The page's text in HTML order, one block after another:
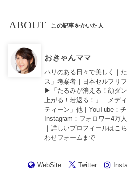
ABOUT この記事をかいた人
おきゃんママ
ハリのある日々で美しく｜
ス」考案者｜日本セルフリ
▶︎「 たるみが消える！顔ダ
上がる！若返る！ 」｜メデ
ティーン」他｜YouTube ：
Instagram ：フォロワー4万
｜詳しいプロフィールはこ
わせフォーム まで
WebSite Twitter